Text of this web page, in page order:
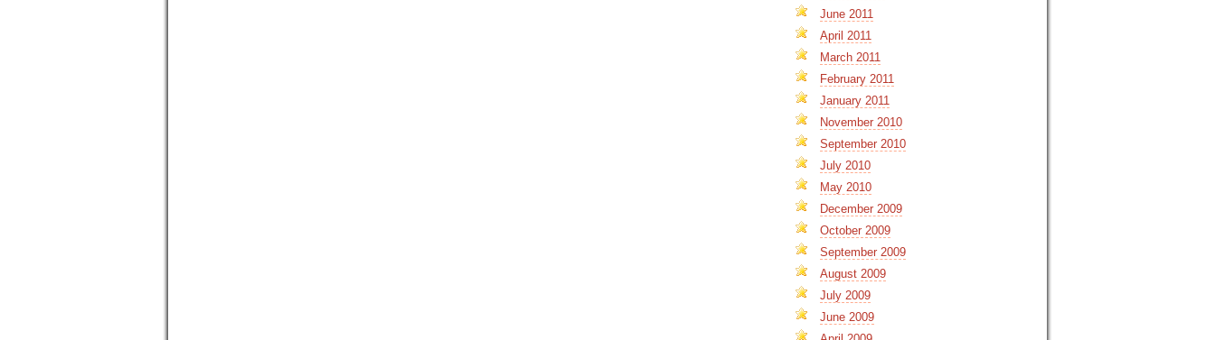
June 2011
April 2011
March 2011
February 2011
January 2011
November 2010
September 2010
July 2010
May 2010
December 2009
October 2009
September 2009
August 2009
July 2009
June 2009